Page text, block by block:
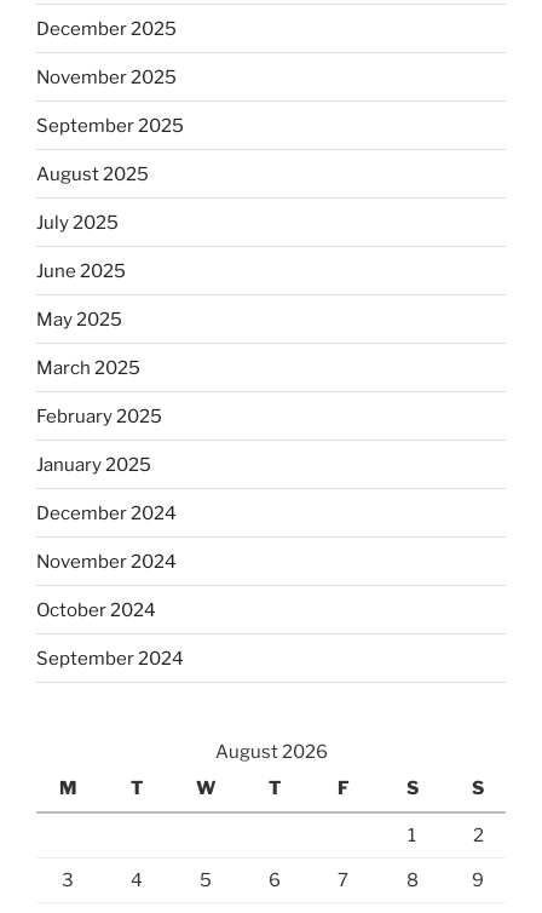
December 2025
November 2025
September 2025
August 2025
July 2025
June 2025
May 2025
March 2025
February 2025
January 2025
December 2024
November 2024
October 2024
September 2024
August 2026
M
T W T F S S
1 2
3 4 5 6 7 8 9